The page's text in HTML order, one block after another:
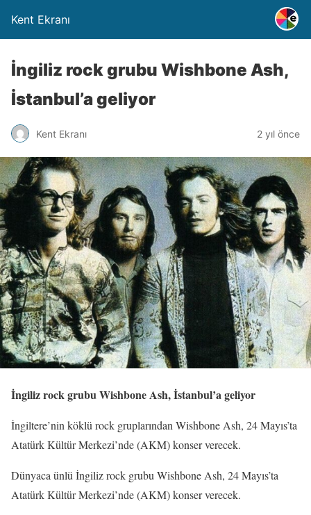
Kent Ekranı
İngiliz rock grubu Wishbone Ash,
İstanbul’a geliyor
Kent Ekranı 2 yıl önce
İngiliz rock grubu Wishbone Ash, İstanbul’a geliyor
İngiltere’nin köklü rock gruplarından Wishbone Ash, 24 Mayıs’ta
Atatürk Kültür Merkezi’nde (AKM) konser verecek.
Dünyaca ünlü İngiliz rock grubu Wishbone Ash, 24 Mayıs’ta
Atatürk Kültür Merkezi’nde (AKM) konser verecek.